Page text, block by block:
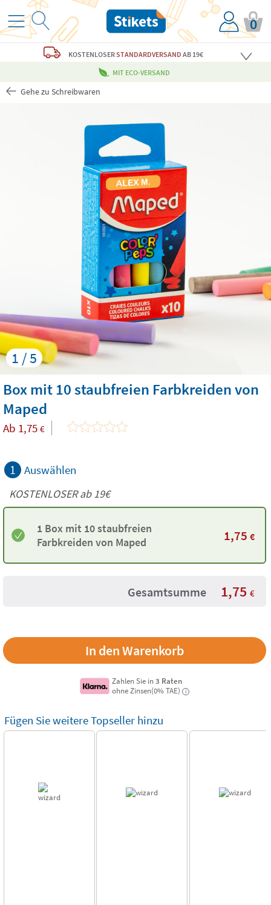
0
KOSTENLOSERSTANDARDVERSAND AB 19€
MIT ECO-VERSAND
Gehe zu Schreibwaren
1 / 5
Box mit 10 staubfreien Farbkreiden von
Maped
Ab 1,75 €
1 Auswählen
KOSTENLOSER ab 19€
1 Box mit 10 staubfreien
Farbkreiden von Maped
1,75 €
Gesamtsumme 1,75 €
Zahlen Sie in3 Raten
ohne Zinsen(0% TAE)
i
Fügen Sie weitere Topseller hinzu